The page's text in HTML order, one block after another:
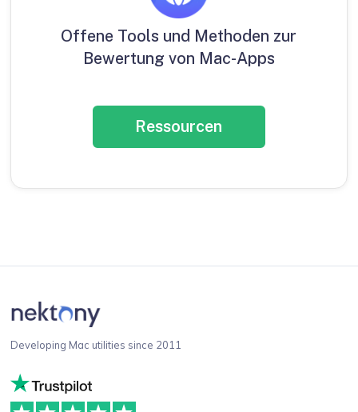
Offene Tools und Methoden zur
Bewertung von Mac-Apps
Ressourcen
Developing Mac utilities since 2011